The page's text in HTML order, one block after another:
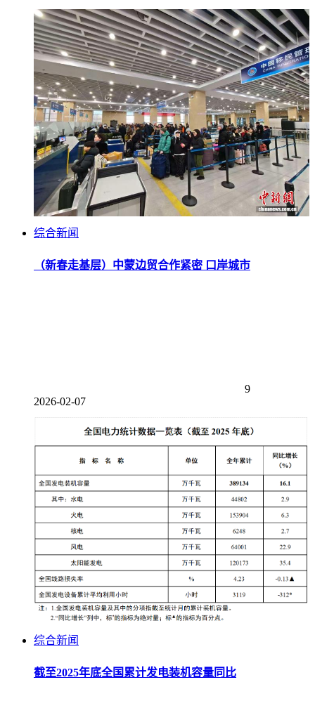
综合新闻
（新春走基层）中蒙边贸合作紧密 口岸城市
9
2026-02-07
综合新闻
截至2025年底全国累计发电装机容量同比